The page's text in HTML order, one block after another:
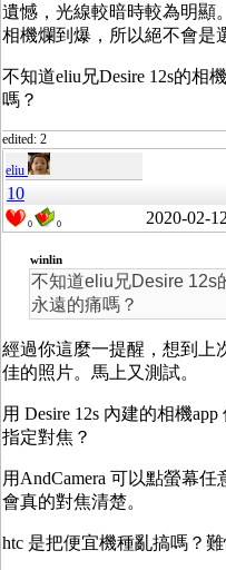
遺憾，光線較暗時較為明顯
相機爛到爆，所以絕不會是
不知道eliu兄Desire 12s的相
嗎？
edited: 2
eliu
10
0 0 2020-02-
winlin
不知道eliu兄Desire 12s
永遠的痛嗎？
經過你這麼一提醒，想到上
佳的照片。馬上又測試。
用 Desire 12s 內建的相機
指定對焦？
用AndCamera 可以點螢幕
會真的對焦清楚。
htc 是把便宜機種亂搞嗎？